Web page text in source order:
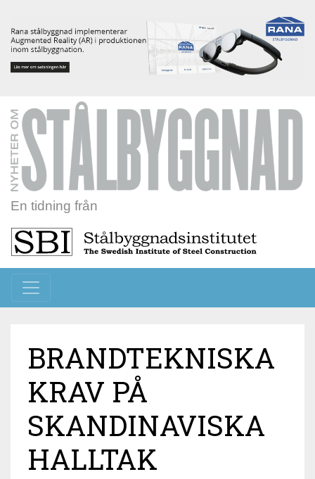
En tidning från
Toggle navigation
BRANDTEKNISKA
KRAV PÅ
SKANDINAVISKA
HALLTAK